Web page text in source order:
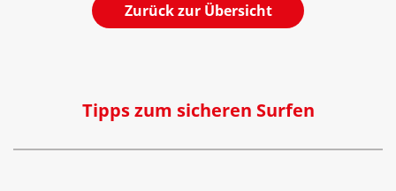
Zurück zur Übersicht
Tipps zum sicheren Surfen